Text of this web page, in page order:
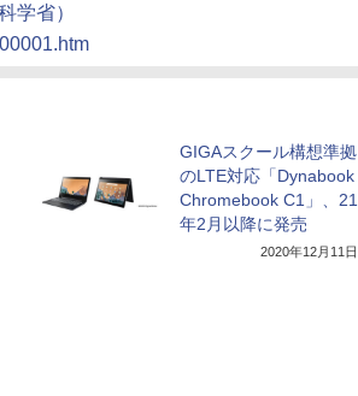
学省）
GIGAスクール構想準拠
のLTE対応「Dynabook
Chromebook C1」、21
年2月以降に発売
2020年12月11日